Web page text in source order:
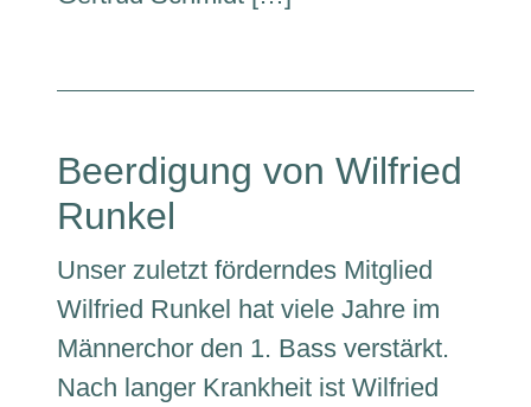
Beerdigung von Wilfried
Runkel
Unser zuletzt förderndes Mitglied
Wilfried Runkel hat viele Jahre im
Männerchor den 1. Bass verstärkt.
Nach langer Krankheit ist Wilfried